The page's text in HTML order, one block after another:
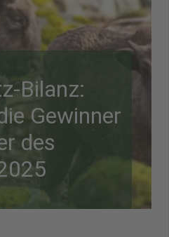
Bilanz:
Gewinner
des